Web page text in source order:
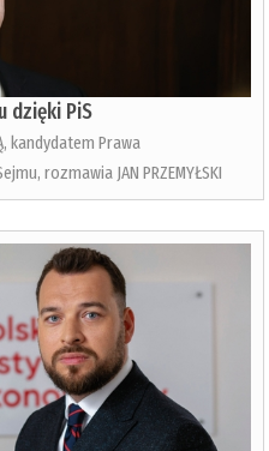
dzięki PiS
kandydatem Prawa
rozmawia JAN PRZEMYŁSKI